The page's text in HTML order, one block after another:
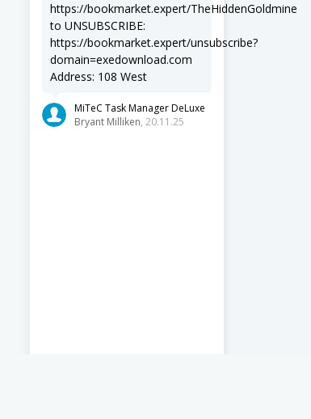
https://bookmarket.expert/TheHiddenGoldmine
to UNSUBSCRIBE:
https://bookmarket.expert/unsubscribe?
domain=exedownload.com
Address: 108 West
MiTeC Task Manager DeLuxe
Bryant Milliken, 20.11.25